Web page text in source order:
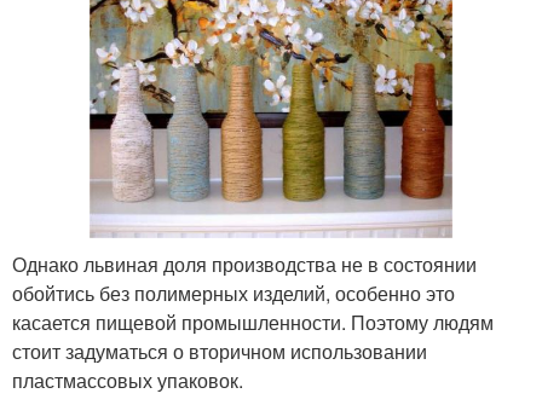
Однако львиная доля производства не в состоянии
обойтись без полимерных изделий, особенно это
касается пищевой промышленности. Поэтому людям
стоит задуматься о вторичном использовании
пластмассовых упаковок.